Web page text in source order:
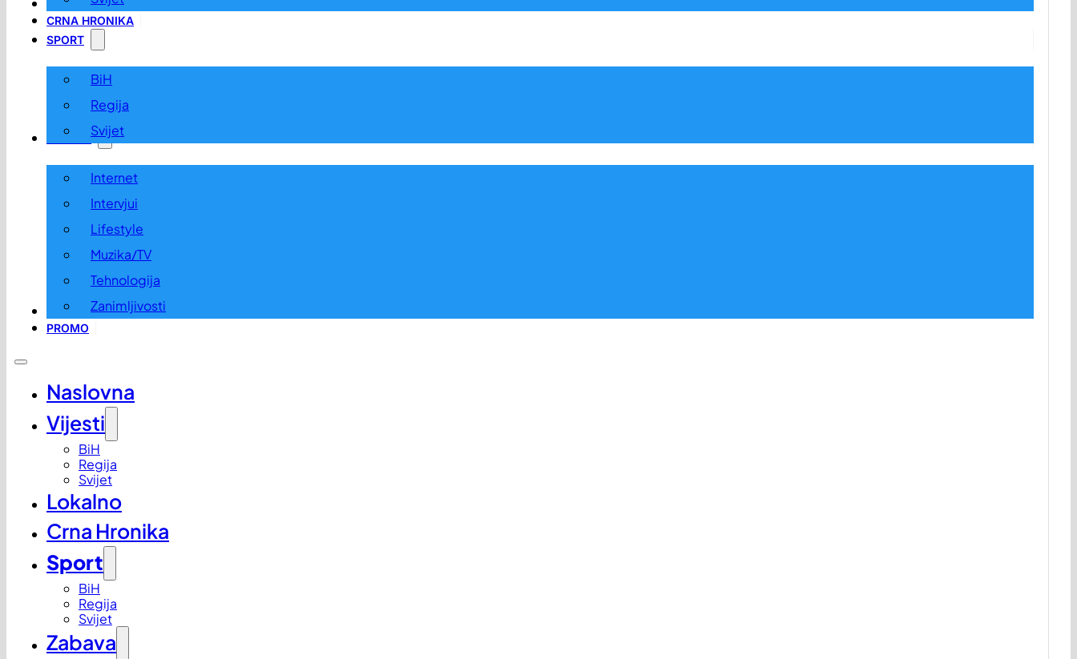
LOKALNO
CRNA HRONIKA
SPORT
BiH
Regija
Svijet
ZABAVA
Internet
Intervjui
Lifestyle
Muzika/TV
Tehnologija
Zanimljivosti
OGLASI I KONKURSI
PROMO
Naslovna
Vijesti
BiH
Regija
Svijet
Lokalno
Crna Hronika
Sport
BiH
Regija
Svijet
Zabava